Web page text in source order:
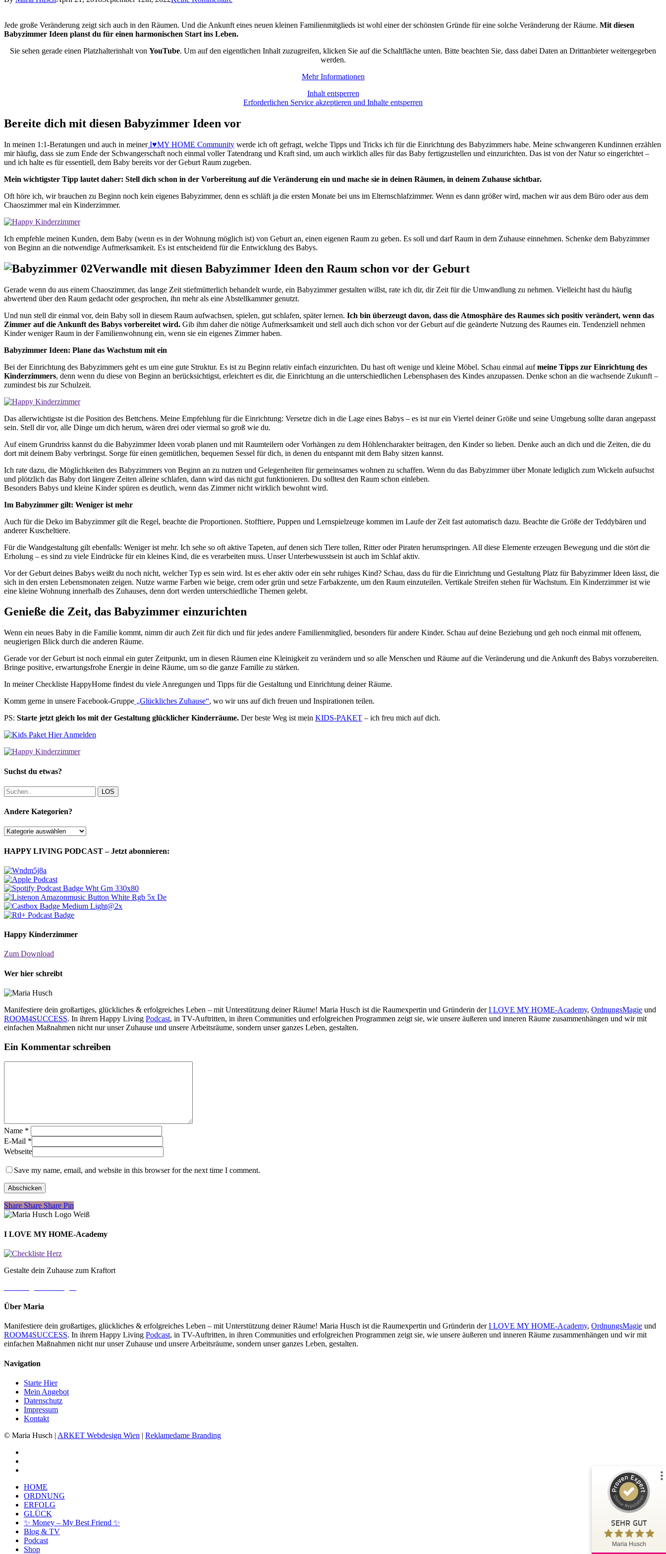
Jede große Veränderung zeigt sich auch in den Räumen. Und die Ankunft eines neuen kleinen Familienmitglieds ist wohl einer der schönsten Gründe für eine solche Veränderung der Räume. Mit diesen
Babyzimmer Ideen planst du für einen harmonischen Start ins Leben.
Sie sehen gerade einen Platzhalterinhalt von YouTube. Um auf den eigentlichen Inhalt zuzugreifen, klicken Sie auf die Schaltfläche unten. Bitte beachten Sie, dass dabei Daten an Drittanbieter weitergegeben
werden.
Mehr Informationen
Inhalt entsperren
Erforderlichen Service akzeptieren und Inhalte entsperren
Bereite dich mit diesen Babyzimmer Ideen vor
In meinen 1:1-Beratungen und auch in meinerI♥MY HOME Community werde ich oft gefragt, welche Tipps und Tricks ich für die Einrichtung des Babyzimmers habe. Meine schwangeren Kundinnen erzählen
mir häufig, dass sie zum Ende der Schwangerschaft noch einmal voller Tatendrang und Kraft sind, um auch wirklich alles für das Baby fertigzustellen und einzurichten. Das ist von der Natur so eingerichtet –
und ich halte es für essentiell, dem Baby bereits vor der Geburt Raum zugeben.
Mein wichtigster Tipp lautet daher: Stell dich schon in der Vorbereitung auf die Veränderung ein und mache sie in deinen Räumen, in deinem Zuhause sichtbar.
Oft höre ich, wir brauchen zu Beginn noch kein eigenes Babyzimmer, denn es schläft ja die ersten Monate bei uns im Elternschlafzimmer. Wenn es dann größer wird, machen wir aus dem Büro oder aus dem
Chaoszimmer mal ein Kinderzimmer.
Ich empfehle meinen Kunden, dem Baby (wenn es in der Wohnung möglich ist) von Geburt an, einen eigenen Raum zu geben. Es soll und darf Raum in dem Zuhause einnehmen. Schenke dem Babyzimmer
von Beginn an die notwendige Aufmerksamkeit. Es ist entscheidend für die Entwicklung des Babys.
Verwandle mit diesen Babyzimmer Ideen den Raum schon vor der Geburt
Gerade wenn du aus einem Chaoszimmer, das lange Zeit stiefmütterlich behandelt wurde, ein Babyzimmer gestalten willst, rate ich dir, dir Zeit für die Umwandlung zu nehmen. Vielleicht hast du häufig
abwertend über den Raum gedacht oder gesprochen, ihn mehr als eine Abstellkammer genutzt.
Und nun stell dir einmal vor, dein Baby soll in diesem Raum aufwachsen, spielen, gut schlafen, später lernen. Ich bin überzeugt davon, dass die Atmosphäre des Raumes sich positiv verändert, wenn das
Zimmer auf die Ankunft des Babys vorbereitet wird. Gib ihm daher die nötige Aufmerksamkeit und stell auch dich schon vor der Geburt auf die geänderte Nutzung des Raumes ein. Tendenziell nehmen
Kinder weniger Raum in der Familienwohnung ein, wenn sie ein eigenes Zimmer haben.
Babyzimmer Ideen: Plane das Wachstum mit ein
Bei der Einrichtung des Babyzimmers geht es um eine gute Struktur. Es ist zu Beginn relativ einfach einzurichten. Du hast oft wenige und kleine Möbel. Schau einmal aufmeine Tipps zur Einrichtung des
Kinderzimmers, denn wenn du diese von Beginn an berücksichtigst, erleichtert es dir, die Einrichtung an die unterschiedlichen Lebensphasen des Kindes anzupassen. Denke schon an die wachsende Zukunft –
zumindest bis zur Schulzeit.
Das allerwichtigste ist die Position des Bettchens. Meine Empfehlung für die Einrichtung: Versetze dich in die Lage eines Babys – es ist nur ein Viertel deiner Größe und seine Umgebung sollte daran angepasst
sein. Stell dir vor, alle Dinge um dich herum, wären drei oder viermal so groß wie du.
Auf einem Grundriss kannst du die Babyzimmer Ideen vorab planen und mit Raumteilern oder Vorhängen zu dem Höhlencharakter beitragen, den Kinder so lieben. Denke auch an dich und die Zeiten, die du
dort mit deinem Baby verbringst. Sorge für einen gemütlichen, bequemen Sessel für dich, in denen du entspannt mit dem Baby sitzen kannst.
Ich rate dazu, die Möglichkeiten des Babyzimmers von Beginn an zu nutzen und Gelegenheiten für gemeinsames wohnen zu schaffen. Wenn du das Babyzimmer über Monate lediglich zum Wickeln aufsuchst
und plötzlich das Baby dort längere Zeiten alleine schlafen, dann wird das nicht gut funktionieren. Du solltest den Raum schon einleben.
Besonders Babys und kleine Kinder spüren es deutlich, wenn das Zimmer nicht wirklich bewohnt wird.
Im Babyzimmer gilt: Weniger ist mehr
Auch für die Deko im Babyzimmer gilt die Regel, beachte die Proportionen. Stofftiere, Puppen und Lernspielzeuge kommen im Laufe der Zeit fast automatisch dazu. Beachte die Größe der Teddybären und
anderer Kuscheltiere.
Für die Wandgestaltung gilt ebenfalls: Weniger ist mehr. Ich sehe so oft aktive Tapeten, auf denen sich Tiere tollen, Ritter oder Piraten herumspringen. All diese Elemente erzeugen Bewegung und die stört die
Erholung – es sind zu viele Eindrücke für ein kleines Kind, die es verarbeiten muss. Unser Unterbewusstsein ist auch im Schlaf aktiv.
Vor der Geburt deines Babys weißt du noch nicht, welcher Typ es sein wird. Ist es eher aktiv oder ein sehr ruhiges Kind? Schau, dass du für die Einrichtung und Gestaltung Platz für Babyzimmer Ideen lässt, die
sich in den ersten Lebensmonaten zeigen. Nutze warme Farben wie beige, crem oder grün und setze Farbakzente, um den Raum einzuteilen. Vertikale Streifen stehen für Wachstum. Ein Kinderzimmer ist wie
eine kleine Wohnung innerhalb des Zuhauses, denn dort werden unterschiedliche Themen gelebt.
Genieße die Zeit, das Babyzimmer einzurichten
Wenn ein neues Baby in die Familie kommt, nimm dir auch Zeit für dich und für jedes andere Familienmitglied, besonders für andere Kinder. Schau auf deine Beziehung und geh noch einmal mit offenem,
neugierigen Blick durch die anderen Räume.
Gerade vor der Geburt ist noch einmal ein guter Zeitpunkt, um in diesen Räumen eine Kleinigkeit zu verändern und so alle Menschen und Räume auf die Veränderung und die Ankunft des Babys vorzubereiten.
Bringe positive, erwartungsfrohe Energie in deine Räume, um so die ganze Familie zu stärken.
In meiner Checkliste HappyHome findest du viele Anregungen und Tipps für die Gestaltung und Einrichtung deiner Räume.
Komm gerne in unsere Facebook-Gruppe „Glückliches Zuhause“, wo wir uns auf dich freuen und Inspirationen teilen.
PS: Starte jetzt gleich los mit der Gestaltung glücklicher Kinderräume. Der beste Weg ist mein KIDS-PAKET – ich freu mich auf dich.
Suchst du etwas?
LOS
Andere Kategorien?
Andere
HAPPY LIVING PODCAST – Jetzt abonnieren:
Happy Kinderzimmer
Zum Download
Wer hier schreibt
Manifestiere dein großartiges, glückliches & erfolgreiches Leben – mit Unterstützung deiner Räume! Maria Husch ist die Raumexpertin und Gründerin derI LOVE MY HOME-Academy, OrdnungsMagie und
ROOM4SUCCESS. In ihrem Happy Living Podcast, in TV-Auftritten, in ihren Communities und erfolgreichen Programmen zeigt sie, wie unsere äußeren und inneren Räume zusammenhängen und wir mit
einfachen Maßnahmen nicht nur unser Zuhause und unsere Arbeitsräume, sondern unser ganzes Leben, gestalten.
Ein Kommentar schreiben
Name *
E-Mail *
Webseite
Save my name, email, and website in this browser for the next time I comment.
Share
Share Share Share Pin
I LOVE MY HOME-Academy
Gestalte dein Zuhause zum Kraftort
Über Maria
Manifestiere dein großartiges, glückliches & erfolgreiches Leben – mit Unterstützung deiner Räume! Maria Husch ist die Raumexpertin und Gründerin derI LOVE MY HOME-Academy, OrdnungsMagie und
ROOM4SUCCESS. In ihrem Happy Living Podcast, in TV-Auftritten, in ihren Communities und erfolgreichen Programmen zeigt sie, wie unsere äußeren und inneren Räume zusammenhängen und wir mit
einfachen Maßnahmen nicht nur unser Zuhause und unsere Arbeitsräume, sondern unser ganzes Leben, gestalten.
Navigation
Starte Hier
Mein Angebot
Datenschutz
Impressum
Kontakt
© Maria Husch | ARKET Webdesign Wien | Reklamedame Branding
Close
Menu
HOME
ORDNUNG
ERFOLG
GLÜCK
✨ Money – My Best Friend ✨
Blog & TV
Podcast
Shop
SEHR GUT
Maria Husch
Bewertungen auf ProvenExpert.com
Blick aufs ProvenExpert-Profil werfen
Claudi